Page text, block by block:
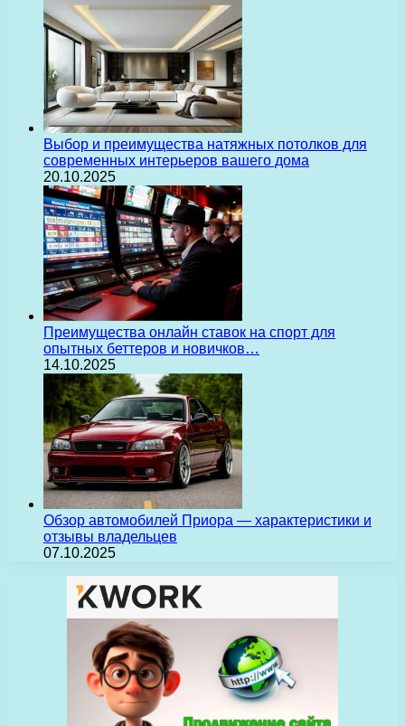
Выбор и преимущества натяжных потолков для
современных интерьеров вашего дома
20.10.2025
Преимущества онлайн ставок на спорт для
опытных беттеров и новичков…
14.10.2025
Обзор автомобилей Приора — характеристики и
отзывы владельцев
07.10.2025